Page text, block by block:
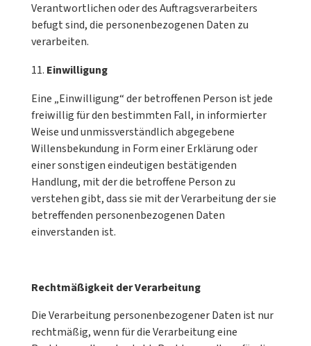
Verantwortlichen oder des Auftragsverarbeiters
befugt sind, die personenbezogenen Daten zu
verarbeiten.
Einwilligung
Eine „Einwilligung“ der betroffenen Person ist jede
freiwillig für den bestimmten Fall, in informierter
Weise und unmissverständlich abgegebene
Willensbekundung in Form einer Erklärung oder
einer sonstigen eindeutigen bestätigenden
Handlung, mit der die betroffene Person zu
verstehen gibt, dass sie mit der Verarbeitung der sie
betreffenden personenbezogenen Daten
einverstanden ist.
Rechtmäßigkeit der Verarbeitung
Die Verarbeitung personenbezogener Daten ist nur
rechtmäßig, wenn für die Verarbeitung eine